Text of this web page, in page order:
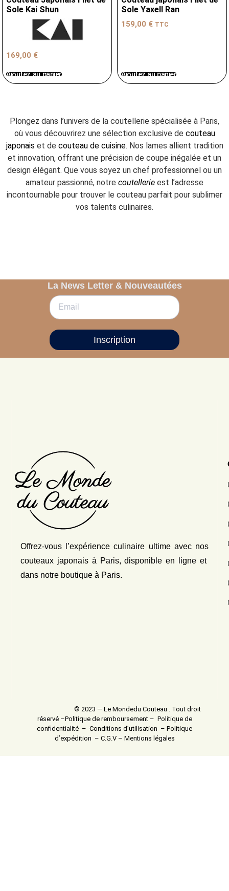
Sole Kai Shun
169,00 €
Ajoutez au panier
Sole Yaxell Ran
159,00 € TTC
Ajoutez au panier
Plongez dans l’univers de la coutellerie spécialisée à Paris,
où vous découvrirez une sélection exclusive de couteau
japonais et de couteau de cuisine. Nos lames allient tradition
et innovation, offrant une précision de coupe inégalée et un
design élégant. Que vous soyez un chef professionnel ou un
amateur passionné, notre coutellerie est l’adresse
incontournable pour trouver le couteau parfait pour sublimer
vos talents culinaires.
La News Letter & Nouveautées
Inscription
Offrez-vous l’expérience culinaire ultime avec nos
couteaux japonais à Paris, disponible en ligne et
dans notre boutique à Paris.
© 2023 — Le Mondedu Couteau . Tout droit
réservé –Politique de remboursement – Politique de
confidentialité – Conditions d’utilisation – Politique
d’expédition – C.G.V– Mentions légales